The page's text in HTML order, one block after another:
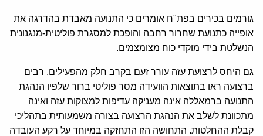
גורמים בכירים בפת"ח אומרים כי התנועה מאבדת בהדרגה את
אופייה כתנועת שחרור רחבה והופכת למסגרת פוליטית-מנגנונית
הנשלטת בידי מוקדי כוח מצומצמים.
גם היחס לרצועת עזה עורר זעם בקרב חלק מהפעילים. רבים
ברצועה ראו בתוצאות הוועידה מסר פוליטי ברור שלפיו הנהגת
התנועה ברמאללה אינה מעניקה עדיפות למצוקות עזה ואינה
מתכוונת לשלב את הנהגת הרצועה בצורה משמעותית בתהליכי
קבלת ההחלטות. התחושה הזו התחזקה במיוחד על רקע העובדה